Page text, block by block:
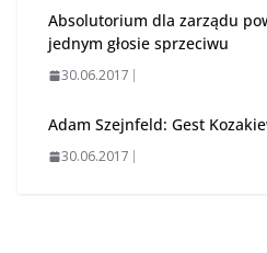
Absolutorium dla zarządu
jednym głosie sprzeciwu
30.06.2017
Adam Szejnfeld: Gest
30.06.2017